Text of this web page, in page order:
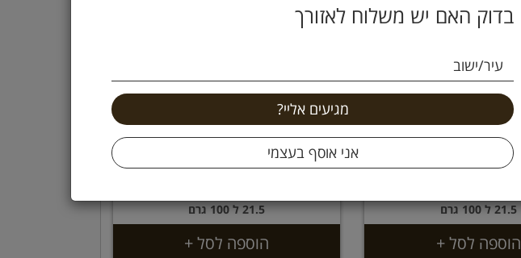
בדוק האם יש משלוח לאזורך
עיר/ישוב
טורטיה צ’יפס בטעם מלח ים 60
גרם אקסטרה
21.5 ל 100 גרם
הוספה לסל +
טורטיה צ'יפס בטעם ברביקיו 60
21.5 ל 100 גרם
הוספה לסל +